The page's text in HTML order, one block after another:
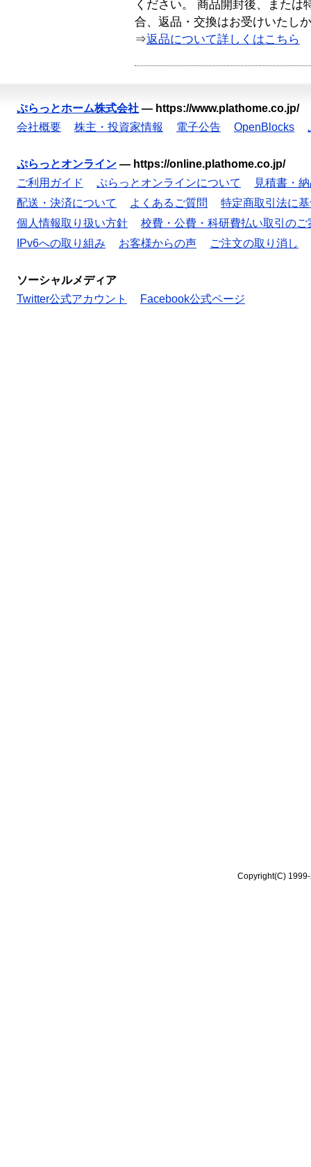
ください。 商品開封後、または
合、返品・交換はお受けいたし
⇒返品について詳しくはこちら
ぷらっとホーム株式会社 — https://www.plathome.co.jp/
会社概要
株主・投資家情報 電子公告 OpenBlocks
ぷらっとオンライン — https://online.plathome.co.jp/
ご利用ガイド
ぷらっとオンラインについて
見積書・
配送・決済について
よくあるご質問
特定商取引法に
個人情報取り扱い方針
校費・公費・科研費払い取引のご
IPv6への取り組み
お客様からの声 ご注文の取り消し
ソーシャルメディア
Twitter公式アカウント
Facebook公式ページ
Copyright(C)